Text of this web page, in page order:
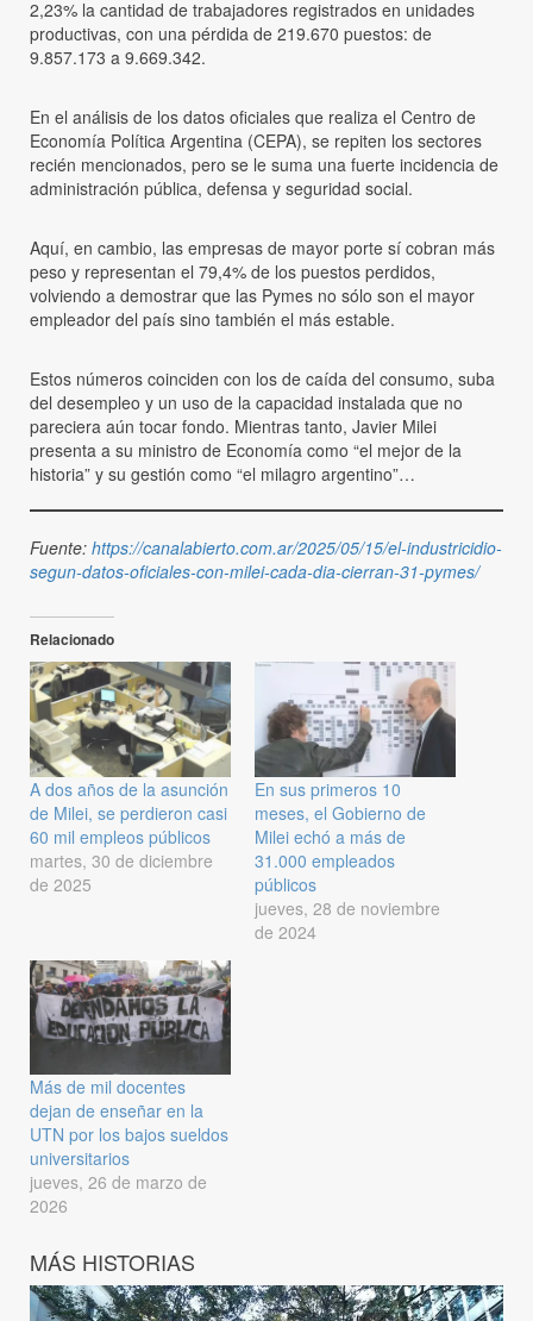
2,23% la cantidad de trabajadores registrados en unidades
productivas, con una pérdida de 219.670 puestos: de
9.857.173 a 9.669.342.
En el análisis de los datos oficiales que realiza el Centro de
Economía Política Argentina (CEPA), se repiten los sectores
recién mencionados, pero se le suma una fuerte incidencia de
administración pública, defensa y seguridad social.
Aquí, en cambio, las empresas de mayor porte sí cobran más
peso y representan el 79,4% de los puestos perdidos,
volviendo a demostrar que las Pymes no sólo son el mayor
empleador del país sino también el más estable.
Estos números coinciden con los de caída del consumo, suba
del desempleo y un uso de la capacidad instalada que no
pareciera aún tocar fondo. Mientras tanto, Javier Milei
presenta a su ministro de Economía como “el mejor de la
historia” y su gestión como “el milagro argentino”…
Fuente: https://canalabierto.com.ar/2025/05/15/el-industricidio-
segun-datos-oficiales-con-milei-cada-dia-cierran-31-pymes/
Relacionado
A dos años de la asunción
de Milei, se perdieron casi
60 mil empleos públicos
martes, 30 de diciembre
de 2025
En sus primeros 10
meses, el Gobierno de
Milei echó a más de
31.000 empleados
públicos
jueves, 28 de noviembre
de 2024
Más de mil docentes
dejan de enseñar en la
UTN por los bajos sueldos
universitarios
jueves, 26 de marzo de
2026
MÁS HISTORIAS